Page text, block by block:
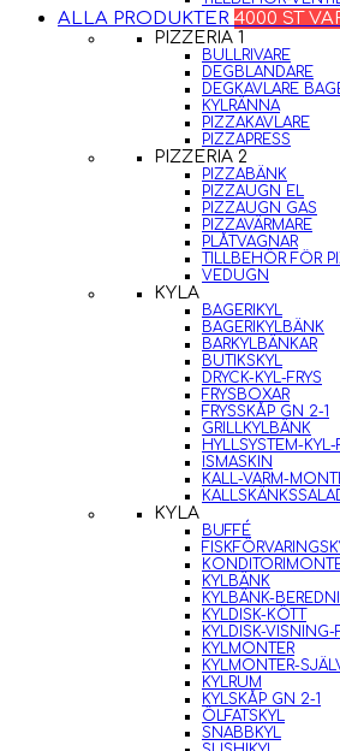
ALLA PRODUKTER 4000 ST
PIZZERIA 1
BULLRIVARE
DEGBLANDARE
DEGKAVLARE
KYLRÄNNA
PIZZAKAVLARE
PIZZAPRESS
PIZZERIA 2
PIZZABÄNK
PIZZAUGN EL
PIZZAUGN GAS
PIZZAVÄRMARE
PLÅTVAGNAR
TILLBEHÖR FÖR
VEDUGN
KYLA
BAGERIKYL
BAGERIKYLBÄNK
BARKYLBÄNKAR
BUTIKSKYL
DRYCK-KYL-FRYS
FRYSBOXAR
FRYSSKÅP GN 2-1
GRILLKYLBÄNK
HYLLSYSTEM-KYL-
ISMASKIN
KALL-VARM-
KYLA
BUFFÉ
KYLBÄNK
KYLBÄNK-
KYLDISK-KÖTT
KYLDISK-VISNING-
KYLMONTER
KYLMONTER-
KYLRUM
KYLSKÅP GN 2-1
ÖLFATSKYL
SNABBKYL